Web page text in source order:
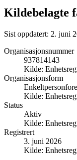
Kildebelagte
Sist oppdatert: 2. juni
Organisasjonsnummer
937814143
Kilde:
Organisasjonsform
Kilde:
Status
Aktiv
Kilde:
Registrert
3. juni 2026
Kilde: